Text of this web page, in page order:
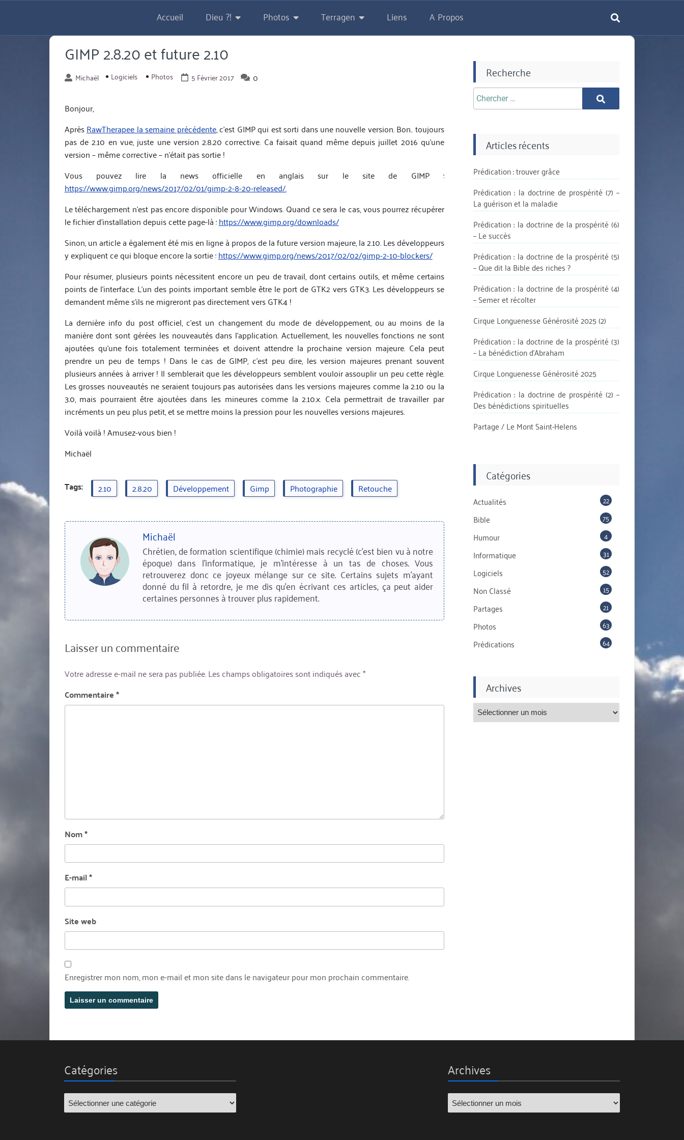
au
Accueil Dieu ?! Photos Terragen Liens A Propos
GIMP 2.8.20 et future 2.10
Michaël Logiciels Photos 5 Février 2017 0
Bonjour,
AprèsRawTherapee la semaine précédente, c’est GIMP qui est sorti dans une nouvelle version. Bon.. toujours
pas de 2.10 en vue, juste une version 2.8.20 corrective. Ca faisait quand même depuis juillet 2016 qu’une
version – même corrective – n’était pas sortie !
Vous pouvez lire la news officielle en anglais sur le site de GIMP :
https://www.gimp.org/news/2017/02/01/gimp-2-8-20-released/.
Le téléchargement n’est pas encore disponible pour Windows. Quand ce sera le cas, vous pourrez récupérer
le fichier d’installation depuis cette page-là :https://www.gimp.org/downloads/
Sinon, un article a également été mis en ligne à propos de la future version majeure, la 2.10. Les développeurs
y expliquent ce qui bloque encore la sortie :https://www.gimp.org/news/2017/02/02/gimp-2-10-blockers/
Pour résumer, plusieurs points nécessitent encore un peu de travail, dont certains outils, et même certains
points de l’interface. L’un des points important semble être le port de GTK2 vers GTK3. Les développeurs se
demandent même s’ils ne migreront pas directement vers GTK4 !
La dernière info du post officiel, c’est un changement du mode de développement, ou au moins de la
manière dont sont gérées les nouveautés dans l’application. Actuellement, les nouvelles fonctions ne sont
ajoutées qu’une fois totalement terminées et doivent attendre la prochaine version majeure. Cela peut
prendre un peu de temps ! Dans le cas de GIMP, c’est peu dire, les version majeures prenant souvent
plusieurs années à arriver ! Il semblerait que les développeurs semblent vouloir assouplir un peu cette règle.
Les grosses nouveautés ne seraient toujours pas autorisées dans les versions majeures comme la 2.10 ou la
3.0, mais pourraient être ajoutées dans les mineures comme la 2.10.x. Cela permettrait de travailler par
incréments un peu plus petit, et se mettre moins la pression pour les nouvelles versions majeures.
Voilà voilà ! Amusez-vous bien !
Michaël
Tags: 2.10 2.8.20 Développement Gimp Photographie Retouche
Michaël
Chrétien, de formation scientifique (chimie) mais recyclé (c'est bien vu à notre
époque) dans l'informatique, je m'intéresse à un tas de choses. Vous
retrouverez donc ce joyeux mélange sur ce site. Certains sujets m'ayant
donné du fil à retordre, je me dis qu'en écrivant ces articles, ça peut aider
certaines personnes à trouver plus rapidement.
Laisser un commentaire
Votre adresse e-mail ne sera pas publiée.Les champs obligatoires sont indiqués avec*
Commentaire*
Nom*
E-mail*
Site web
Enregistrer mon nom, mon e-mail et mon site dans le navigateur pour mon prochain commentaire.
Recherche
Chercher
aprè:
Chercher
Articles récents
Prédication : trouver grâce
Prédication : la doctrine de prospérité (7) –
La guérison et la maladie
Prédication : la doctrine de la prospérité (6)
– Le succès
Prédication : la doctrine de la prospérité (5)
– Que dit la Bible des riches ?
Prédication : la doctrine de la prospérité (4)
– Semer et récolter
Cirque Longuenesse Générosité 2025 (2)
Prédication : la doctrine de la prospérité (3)
– La bénédiction d’Abraham
Cirque Longuenesse Générosité 2025
Prédication : la doctrine de prospérité (2) –
Des bénédictions spirituelles
Partage / Le Mont Saint-Helens
Catégories
Actualités 22
Bible 75
Humour 4
Informatique 31
Logiciels 52
Non Classé 15
Partages 21
Photos 63
Prédications 64
Archives
Catégories Archives